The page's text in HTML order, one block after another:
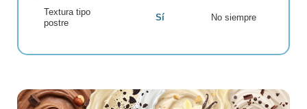
Textura tipo
postre
Sí No siempre